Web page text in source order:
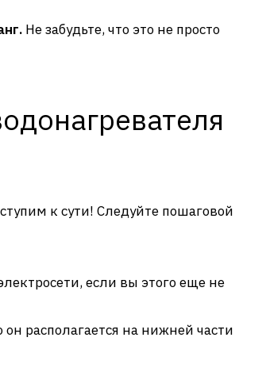
Не забудьте, что это не просто
к сути! Следуйте пошаговой
если вы этого еще не
располагается на нижней части